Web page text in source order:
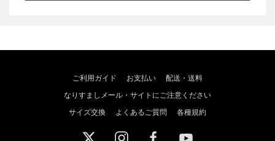
ご利用ガイド お支払い
配送・送料
なりすましメール・サイトにご注意ください
サイズ交換
よくあるご質問 各種規約